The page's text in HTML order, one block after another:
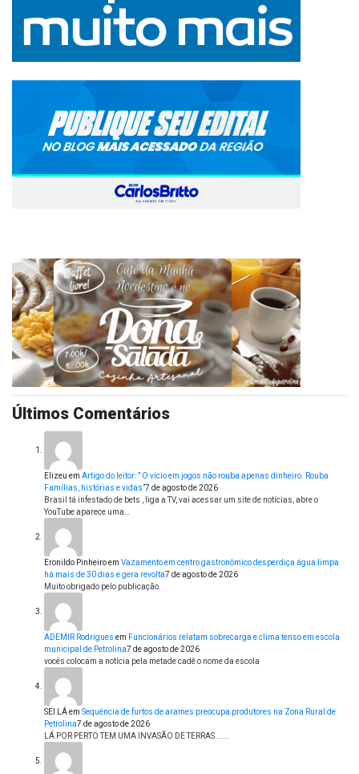
Últimos Comentários
Elizeu em Artigo do leitor: ” O vício em jogos não rouba apenas dinheiro. Rouba
Famílias, histórias e vidas”7 de agosto de 2026
Brasil tá infestado de bets , liga a TV, vai acessar um site de notícias, abre o
YouTube aparece uma…
Eronildo Pinheiroem Vazamento em centro gastronômico desperdiça água limpa
há mais de 30 dias e gera revolta7 de agosto de 2026
Muito obrigado pelo publicação.
ADEMIR Rodrigues em Funcionários relatam sobrecarga e clima tenso em escola
municipal de Petrolina7 de agosto de 2026
vocês colocam a notícia pela metade cadê o nome da escola
SEI LÁem Sequência de furtos de arames preocupa produtores na Zona Rural de
Petrolina7 de agosto de 2026
LÁ POR PERTO TEM UMA INVASÃO DE TERRAS......